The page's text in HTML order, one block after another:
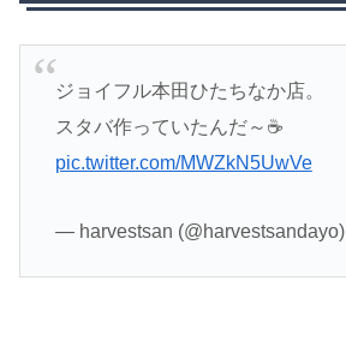
ジョイフル本田ひたちなか店。
スタバ作っていたんだ～☕
pic.twitter.com/MWZkN5UwVe
— harvestsan (@harvestsandayo)